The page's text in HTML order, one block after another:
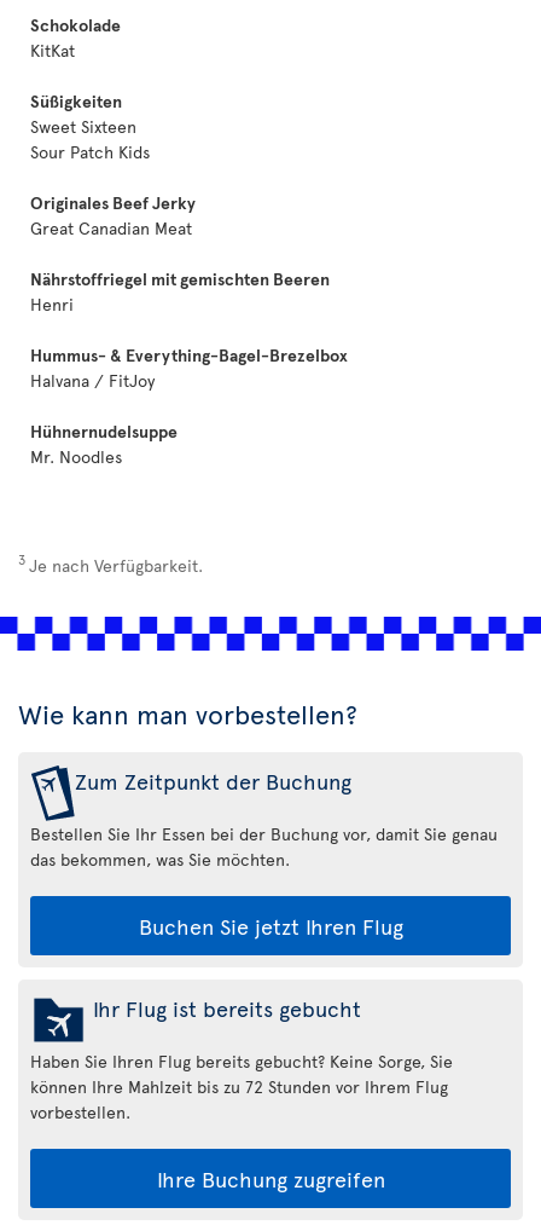
Schokolade
KitKat
Süßigkeiten
Sweet Sixteen
Sour Patch Kids
Originales Beef Jerky
Great Canadian Meat
Nährstoffriegel mit gemischten Beeren
Henri
Hummus- & Everything-Bagel-Brezelbox
Halvana / FitJoy
Hühnernudelsuppe
Mr. Noodles
3 Je nach Verfügbarkeit.
Wie kann man vorbestellen?
Zum Zeitpunkt der Buchung
Bestellen Sie Ihr Essen bei der Buchung vor, damit Sie genau
das bekommen, was Sie möchten.
Buchen Sie jetzt Ihren Flug
Ihr Flug ist bereits gebucht
Haben Sie Ihren Flug bereits gebucht? Keine Sorge, Sie
können Ihre Mahlzeit bis zu 72 Stunden vor Ihrem Flug
vorbestellen.
Ihre Buchung zugreifen